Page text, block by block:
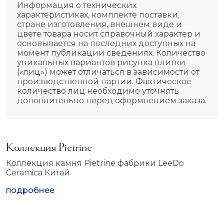
Информация о технических
характеристиках, комплекте поставки,
стране изготовления, внешнем виде и
цвете товара носит справочный характер и
основывается на последних доступных на
момент публикации сведениях. Количество
уникальных вариантов рисунка плитки
(«лиц») может отличаться в зависимости от
производственной партии. Фактическое
количество лиц необходимо уточнять
дополнительно перед оформлением заказа.
Коллекция Pietrine
Коллекция камня Pietrine фабрики LeeDo
Ceramica Китай
подробнее